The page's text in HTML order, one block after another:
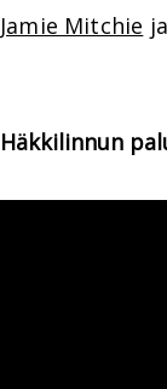
Jamie Mitchie ja
Häkkilinnun